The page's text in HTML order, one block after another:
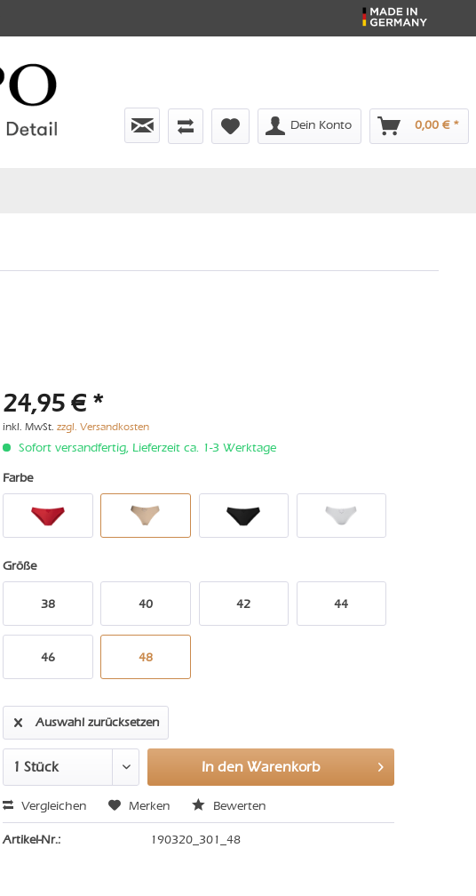
Dein Konto 0,00 € *
24,95 € *
inkl. MwSt.zzgl. Versandkosten
Sofort versandfertig, Lieferzeit ca. 1-3 Werktage
Farbe
Größe
38 40 42 44
46 48
Auswahl zurücksetzen
In den Warenkorb
Vergleichen Merken Bewerten
Artikel-Nr.: 190320_301_48